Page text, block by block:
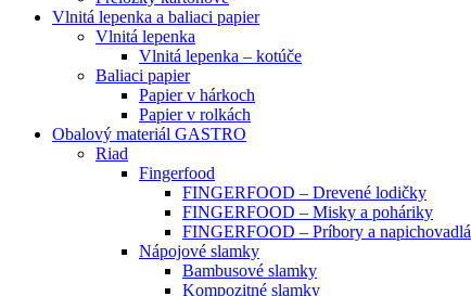
Vlnitá lepenka a baliaci papier
Vlnitá lepenka
Vlnitá lepenka – kotúče
Baliaci papier
Papier v hárkoch
Papier v rolkách
Obalový materiál GASTRO
Riad
Fingerfood
FINGERFOOD – Drevené lodičky
FINGERFOOD – Misky a poháriky
FINGERFOOD – Príbory a napichovadlá
Nápojové slamky
Bambusové slamky
Kompozitné slamky